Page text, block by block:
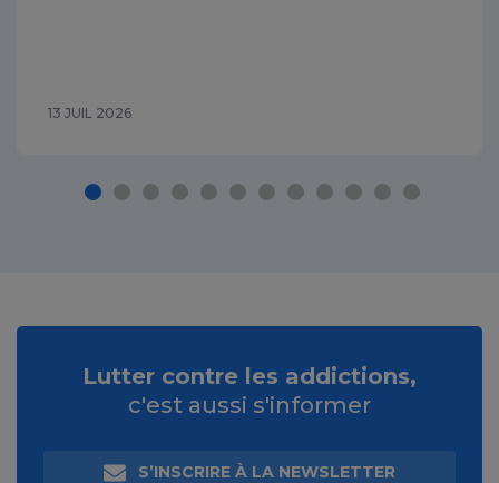
13 JUIL 2026
Lutter contre les addictions,
c'est aussi s'informer
S’INSCRIRE À LA NEWSLETTER